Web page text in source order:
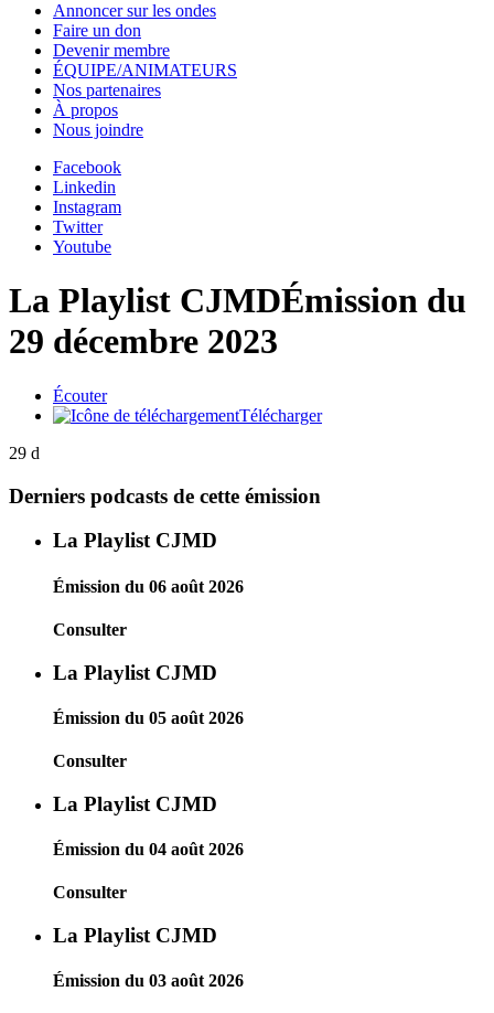
Annoncer sur les ondes
Faire un don
Devenir membre
ÉQUIPE/ANIMATEURS
Nos partenaires
À propos
Nous joindre
Facebook
Linkedin
Instagram
Twitter
Youtube
La Playlist CJMDÉmission du
29 décembre 2023
Écouter
Télécharger
29 d
Derniers podcasts de cette émission
La Playlist CJMD
Émission du 06 août 2026
Consulter
La Playlist CJMD
Émission du 05 août 2026
Consulter
La Playlist CJMD
Émission du 04 août 2026
Consulter
La Playlist CJMD
Émission du 03 août 2026